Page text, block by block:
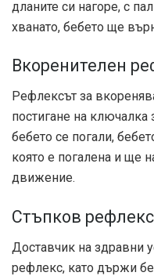
дланите си нагоре, с
хванато, бебето ще
Вкоренителен
Рефлексът за
постигане на ключалка
бебето се погали,
която е погалена и ще
движение.
Стъпков рефлекс
Доставчик на здравни
рефлекс, като държи